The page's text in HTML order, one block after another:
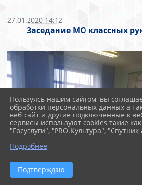
27.01.2020 14:12
Заседание МО классных
Пользуясь нашим сайтом, вы
обработки персональных данных а
веб-сайт и другие подключенные к
сервисы используют cookies такие
"Госуслуги", "PRO.Культура",
Подробнее
Подтверждаю